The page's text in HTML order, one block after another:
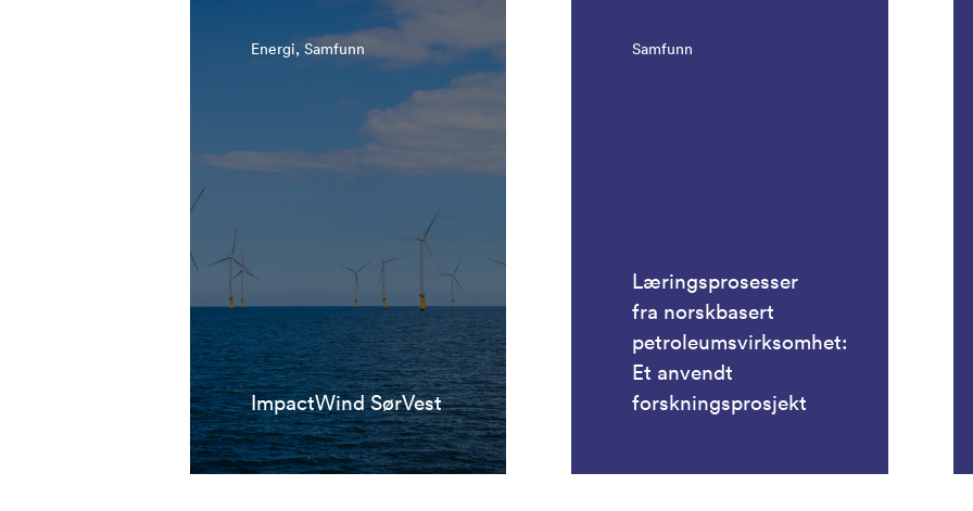
Energi, Samfunn
ImpactWind SørVest
Samfunn
Læringsprosesser
fra norskbasert
petroleumsvirksomhet:
Et anvendt
forskningsprosjekt